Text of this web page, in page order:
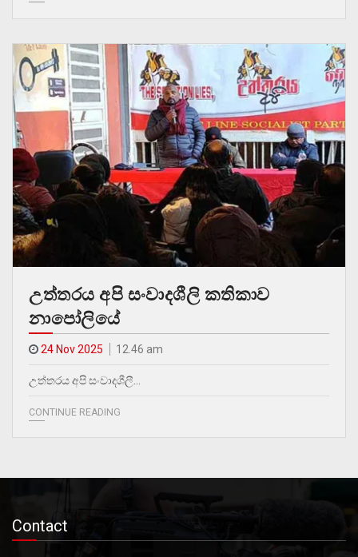
උත්තරය අපි සංවාදශීලි කතිකාව
නාපෝලියේ
24 Nov 2025 12.46 am
උත්තරය අපි සංවාදශීලී…
CONTINUE READING
Contact